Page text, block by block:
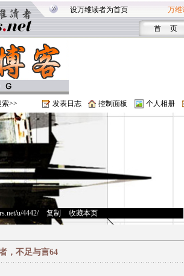
设万维读者为首页 万维
首 页
索>> 发表日志 控制面板 个人相册
u/4442/> 复制 收藏本页
，不足与言64